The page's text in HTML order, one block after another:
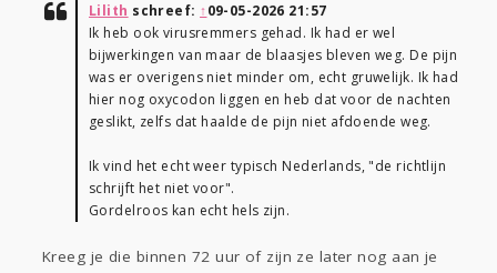
Lilith schreef: ↑09-05-2026 21:57
Ik heb ook virusremmers gehad. Ik had er wel
bijwerkingen van maar de blaasjes bleven weg. De pijn
was er overigens niet minder om, echt gruwelijk. Ik had
hier nog oxycodon liggen en heb dat voor de nachten
geslikt, zelfs dat haalde de pijn niet afdoende weg.
Ik vind het echt weer typisch Nederlands, "de richtlijn
schrijft het niet voor".
Gordelroos kan echt hels zijn.
Kreeg je die binnen 72 uur of zijn ze later nog aan je